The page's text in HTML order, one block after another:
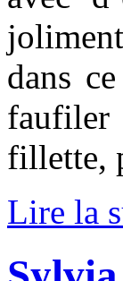
dans
fillette,
Lire la